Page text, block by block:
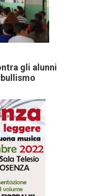
gli alunni